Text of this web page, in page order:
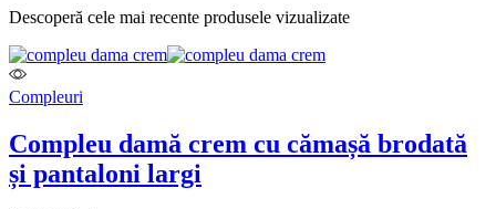
Descoperă cele mai recente produsele vizualizate
Compleuri
Compleu damă crem cu cămașă brodată
și pantaloni largi